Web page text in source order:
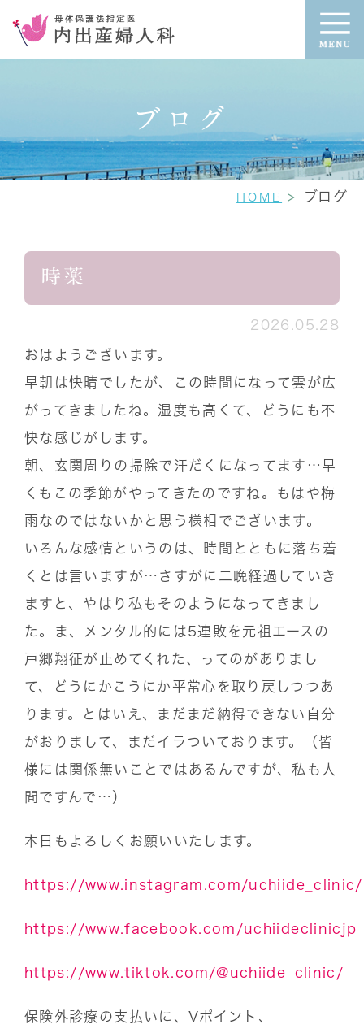
ブログ
HOME ブログ
時薬
2026.05.28
おはようございます。
早朝は快晴でしたが、この時間になって雲が広
がってきましたね。湿度も高くて、どうにも不
快な感じがします。
朝、玄関周りの掃除で汗だくになってます…早
くもこの季節がやってきたのですね。もはや梅
雨なのではないかと思う様相でございます。
いろんな感情というのは、時間とともに落ち着
くとは言いますが…さすがに二晩経過していき
ますと、やはり私もそのようになってきまし
た。ま、メンタル的には5連敗を元祖エースの
戸郷翔征が止めてくれた、ってのがありまし
て、どうにかこうにか平常心を取り戻しつつあ
ります。とはいえ、まだまだ納得できない自分
がおりまして、まだイラついております。（皆
様には関係無いことではあるんですが、私も人
間ですんで…）
本日もよろしくお願いいたします。
https://www.instagram.com/uchiide_clinic/
https://www.facebook.com/uchiideclinicjp
https://www.tiktok.com/@uchiide_clinic/
保険外診療の支払いに、Vポイント、